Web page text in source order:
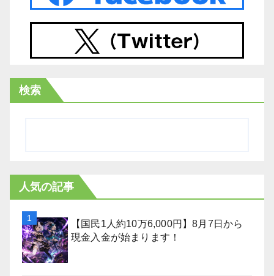
検索
人気の記事
【国民1人約10万6,000円】8月7日から
現金入金が始まります！